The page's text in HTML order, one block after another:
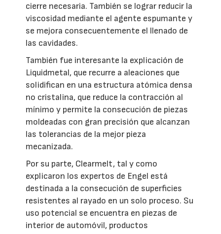
cierre necesaria. También se lograr reducir la
viscosidad mediante el agente espumante y
se mejora consecuentemente el llenado de
las cavidades.
También fue interesante la explicación de
Liquidmetal, que recurre a aleaciones que
solidifican en una estructura atómica densa
no cristalina, que reduce la contracción al
mínimo y permite la consecución de piezas
moldeadas con gran precisión que alcanzan
las tolerancias de la mejor pieza
mecanizada.
Por su parte, Clearmelt, tal y como
explicaron los expertos de Engel está
destinada a la consecución de superficies
resistentes al rayado en un solo proceso. Su
uso potencial se encuentra en piezas de
interior de automóvil, productos